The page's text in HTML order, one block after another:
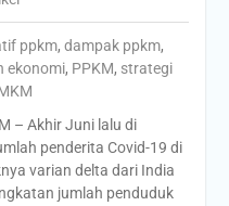
ppkm, dampak ppkm,
ekonomi, PPKM, strategi
– Akhir Juni lalu di
penderita Covid-19 di
varian delta dari India
jumlah penduduk